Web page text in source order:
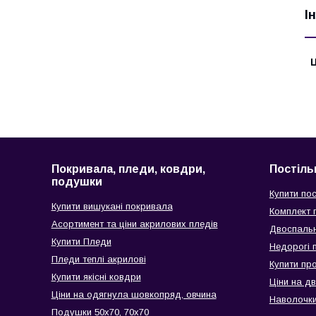
Покривала, пледи, ковдри,
подушки
Купити вишукані покривала
Асортимент та ціни акрилових пледів
Купити Пледи
Пледи теплі акрилові
Купити якісні ковдри
Ціни на одягнула шовкопряд, овчина
Подушки 50х70, 70х70
Купити
Комплект
Недорогі
Купити
Ціни на